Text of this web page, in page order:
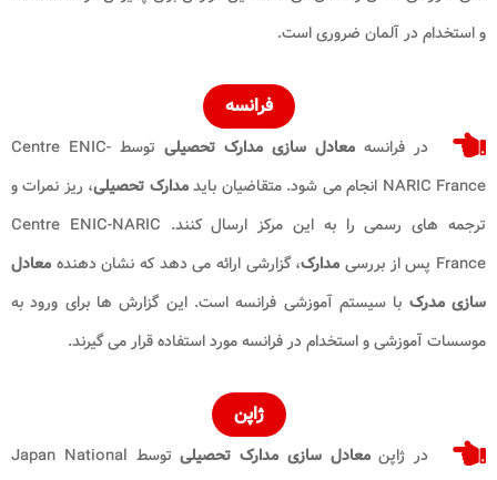
و استخدام در آلمان ضروری است.
فرانسه
در فرانسه معادل ‌سازی مدارک تحصیلی
توسط Centre ENIC-
NARIC France انجام می ‌شود. متقاضیان باید
مدارک تحصیلی، ریز نمرات و
ترجمه‌ های رسمی را به این مرکز ارسال کنند. Centre ENIC-NARIC
France پس از بررسی
مدارک، گزارشی ارائه می ‌دهد که نشان ‌دهنده معادل‌
سازی مدرک با سیستم آموزشی فرانسه است. این گزارش‌ ها برای ورود به
موسسات آموزشی و استخدام در فرانسه مورد استفاده قرار می‌ گیرند.
ژاپن
در ژاپنمعادل ‌سازی مدارک تحصیلی
توسط Japan National